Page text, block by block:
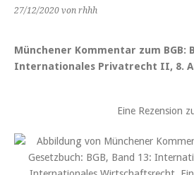
27/12/2020 von rhhh
Münchener Kommentar zum BGB:
Internationales Privatrecht II, 8.
Eine Rezension